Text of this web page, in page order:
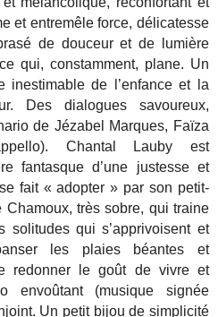
et entremêle force, délicatesse
de douceur et de lumière
qui, constamment, plane. Un
inestimable de l’enfance et la
Des dialogues savoureux,
de Jézabel Marques, Faïza
Chantal Lauby est
fantasque d’une justesse et
fait « adopter » par son petit-
très sobre, qui traine
solitudes qui s’apprivoisent et
les plaies béantes et
redonner le goût de vivre et
envoûtant (musique signée
Un petit bijou de simplicité